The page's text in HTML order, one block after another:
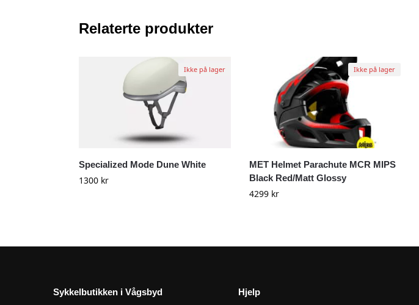
Relaterte produkter
Specialized Mode Dune White
1300 kr
Ikke på lager
MET Helmet Parachute MCR MIPS
Black Red/Matt Glossy
4299 kr
Ikke på lager
Sykkelbutikken i Vågsbyd Hjelp